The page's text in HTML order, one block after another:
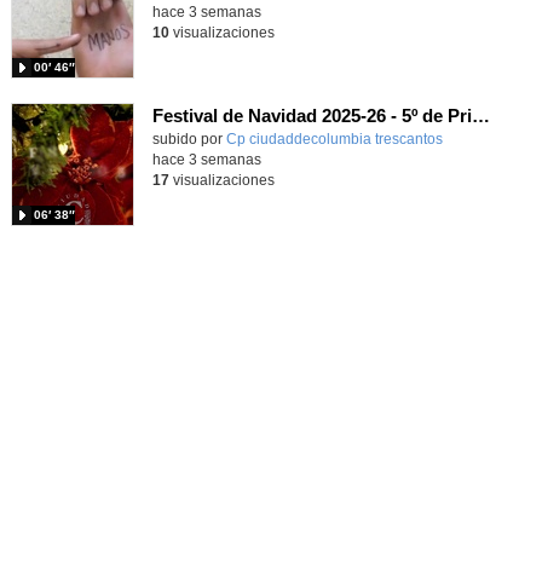
00′ 46″
hace 3 semanas
10visualizaciones
Festival de Navidad 2025-26 - 5º de Primaria
subido por Cp ciudaddecolumbia trescantos
06′ 38″
-
hace 3 semanas
17visualizaciones